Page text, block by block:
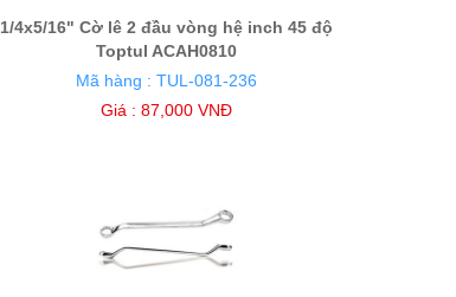
1/4x5/16" Cờ lê 2 đầu vòng hệ inch 45 độ
Toptul ACAH0810
Mã hàng : TUL-081-236
Giá : 87,000 VNĐ